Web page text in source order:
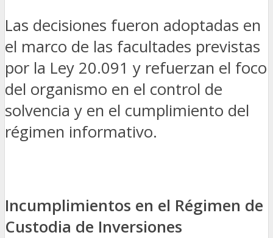
Las decisiones fueron adoptadas en
el marco de las facultades previstas
por la Ley 20.091 y refuerzan el foco
del organismo en el control de
solvencia y en el cumplimiento del
régimen informativo.
Incumplimientos en el Régimen de
Custodia de Inversiones